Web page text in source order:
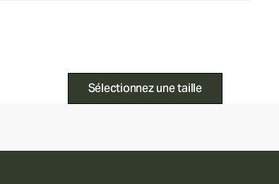
Sélectionnez une taille